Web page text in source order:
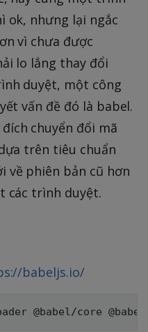
ok, nhưng lại ngắc
vì chưa được
lo lắng thay đổi
duyệt, một công
vấn đề đó là babel.
chuyển đổi mã
trên tiêu chuẩn
về phiên bản cũ hơn
các trình duyệt.
babeljs.io/